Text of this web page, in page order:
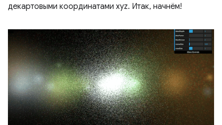
декартовыми координатами xyz. Итак, начнём!